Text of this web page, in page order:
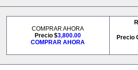
COMPRAR AHORA
Precio $3,800.00
COMPRAR AHORA
Precio